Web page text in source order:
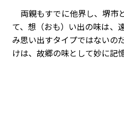
両親もすでに他界し、堺市
て、想（おも）い出の味は、
み思い出すタイプではないの
けは、故郷の味として妙に記